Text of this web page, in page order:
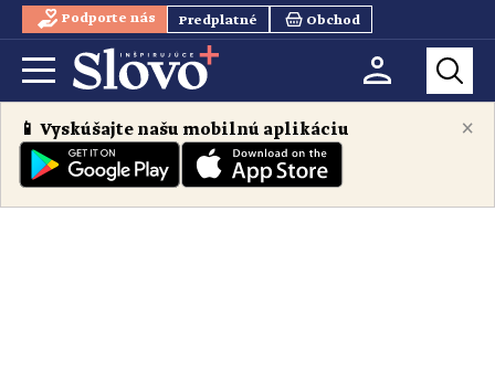
Podporte nás Predplatné Obchod
×
📱 Vyskúšajte našu mobilnú aplikáciu